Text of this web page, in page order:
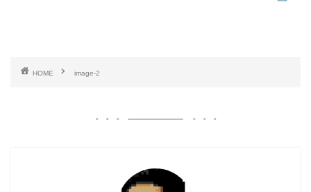
HOME image-2